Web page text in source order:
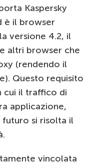
Kaspersky
è il browser
versione 4.2, il
altri browser che
(rendendo il
Questo requisito
cui il traffico di
applicazione,
futuro si risolta il
vincolata